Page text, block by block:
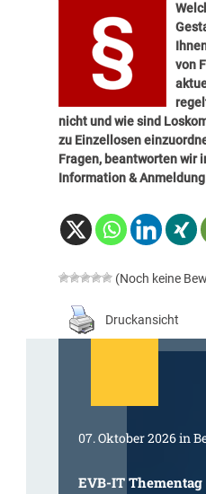
von
nicht und wie sind
zu Einzellosen
Fragen, beantworten wir
Information & Anmeldung
(Noch keine
Druckansicht
07. Oktober 2026 in
EVB-IT Thementag